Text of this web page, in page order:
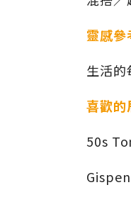
靈感參
生活
喜歡的
50s
Gispen